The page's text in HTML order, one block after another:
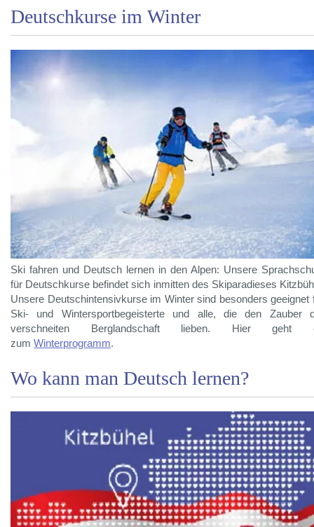
Deutschkurse im Winter
Ski fahren und Deutsch lernen in den Alpen: Unsere
für Deutschkurse befindet sich inmitten des Skiparadieses
Unsere Deutschintensivkurse im Winter sind besonders geeignet
Ski- und Wintersportbegeisterte und alle, die den Zauber
verschneiten Berglandschaft lieben. Hier geht
zum Winterprogramm.
Wo kann man Deutsch lernen?